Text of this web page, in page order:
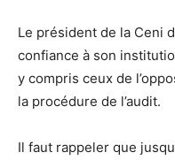
Le président de la Ceni
confiance à son
y compris ceux de
la procédure de l’audit.
Il faut rappeler que